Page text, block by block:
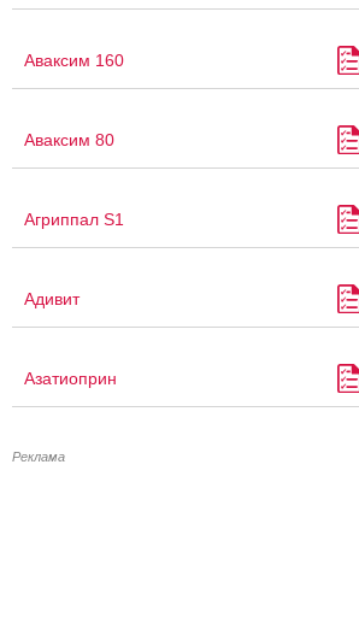
Аваксим 160
Аваксим 80
Агриппал S1
Адивит
Азатиоприн
Реклама